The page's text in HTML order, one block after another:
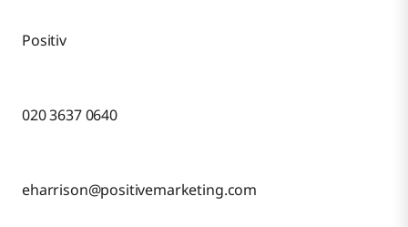
Positiv
020 3637 0640
eharrison@positivemarketing.com